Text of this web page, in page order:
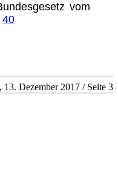
vom
40
13. Dezember 2017 / Seite 3